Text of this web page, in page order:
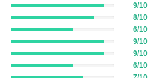
9%
Complete
(success)
9/10
8%
Complete
(success)
8/10
6%
Complete
(success)
6/10
9%
Complete
(success)
9/10
9%
Complete
(success)
9/10
6%
6/10